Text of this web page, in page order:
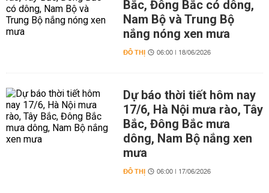
Bắc, Đông Bắc có dông,
Nam Bộ và Trung Bộ
nắng nóng xen mưa
ĐÔ THỊ 06:00 | 18/06/2026
Dự báo thời tiết hôm nay
17/6, Hà Nội mưa rào, Tây
Bắc, Đông Bắc mưa
dông, Nam Bộ nắng xen
mưa
ĐÔ THỊ 06:00 | 17/06/2026